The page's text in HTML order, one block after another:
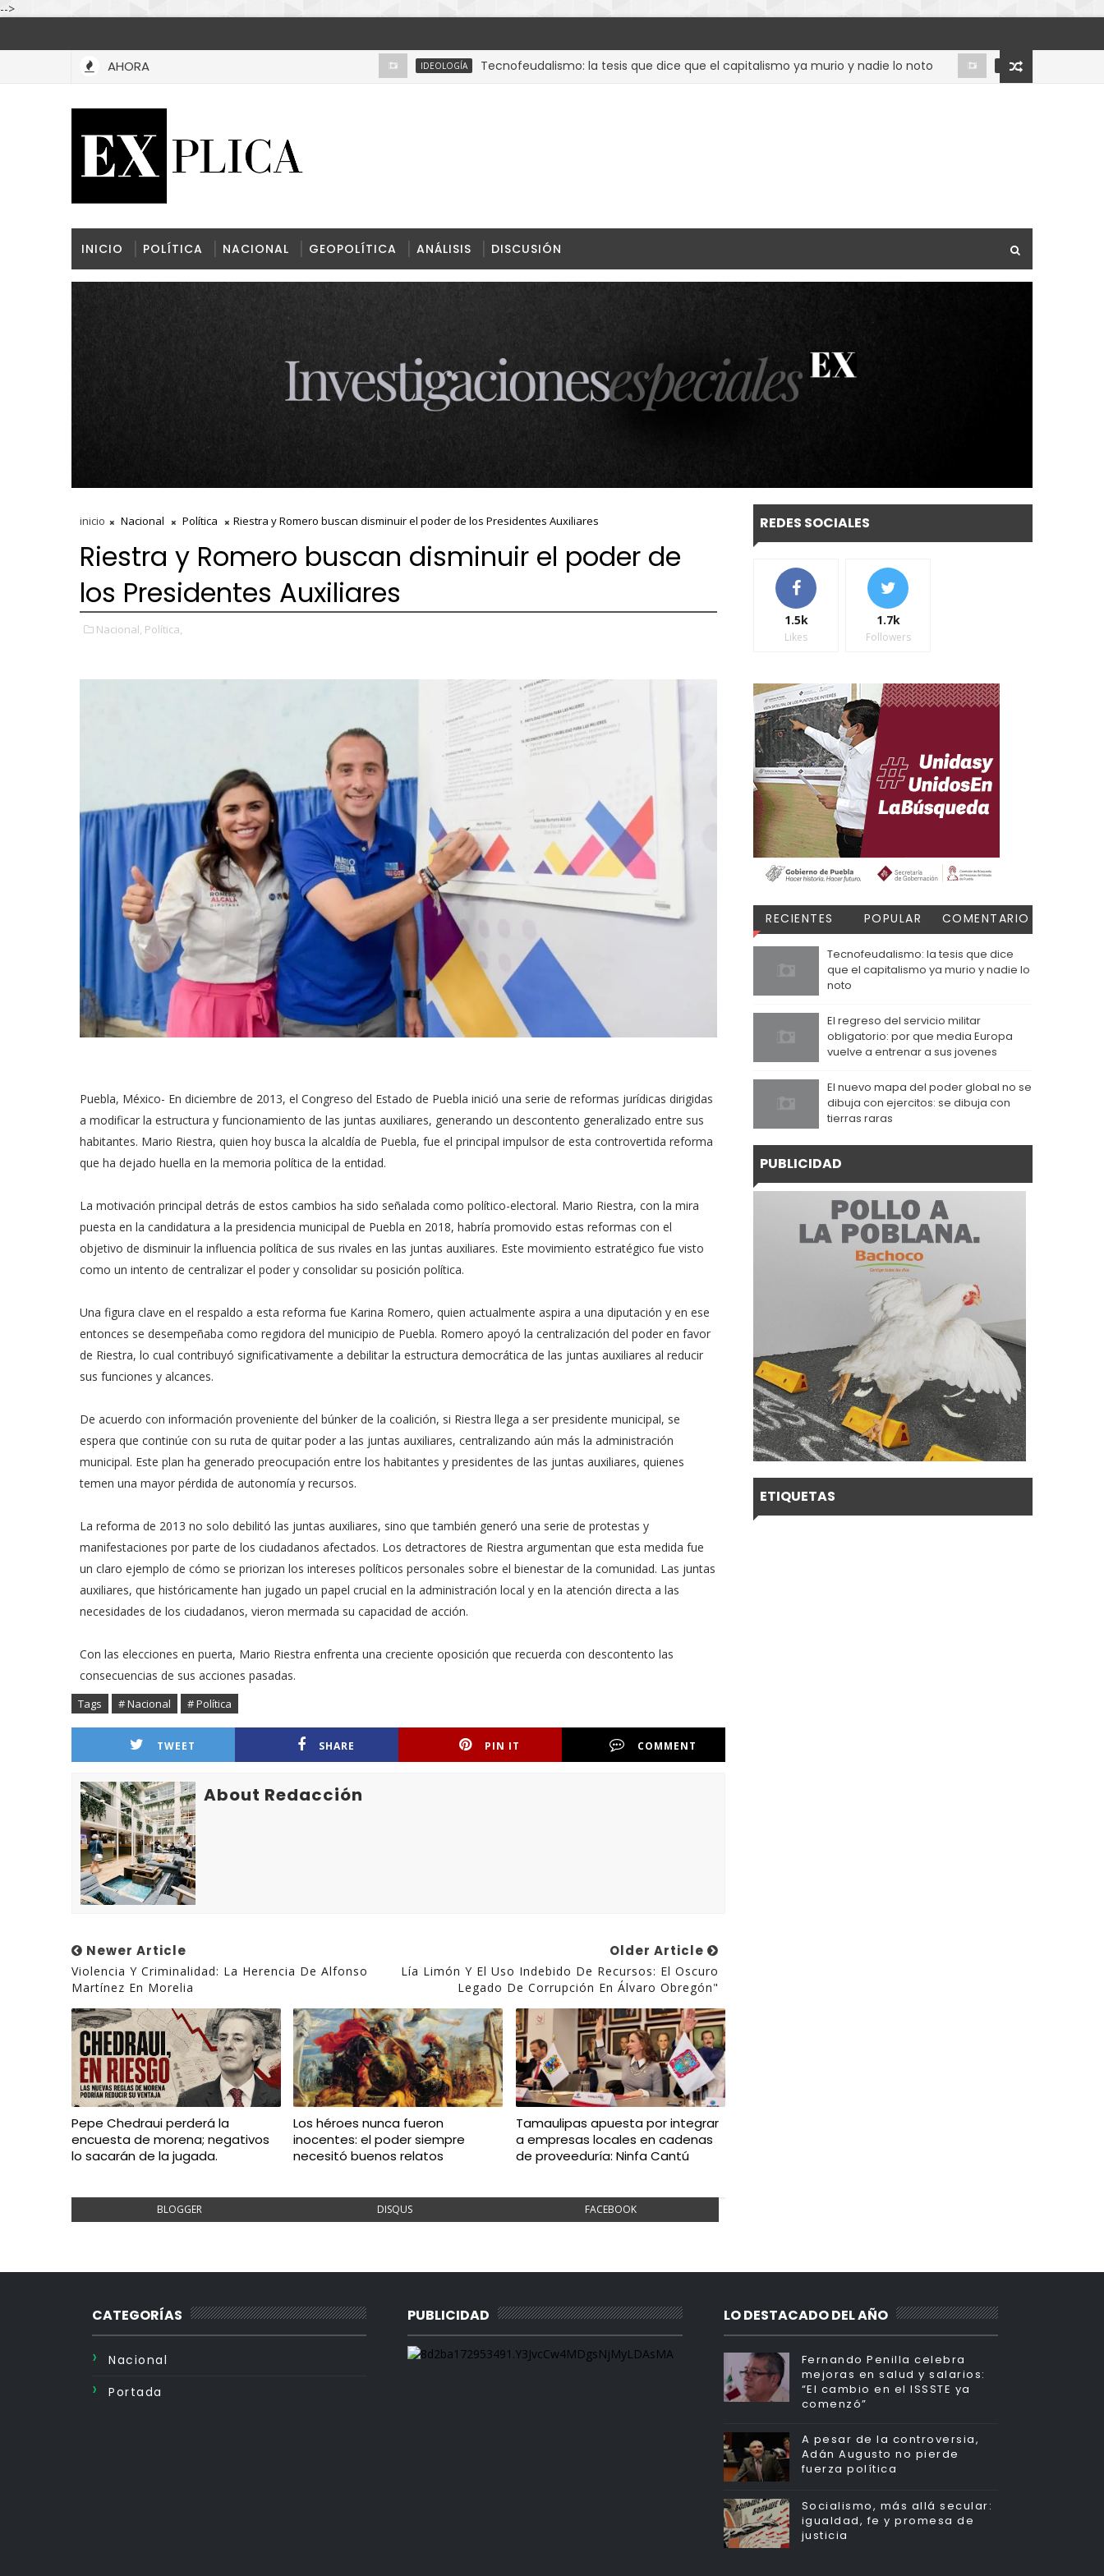
-->
AHORA IDEOLOGÍA Tecnofeudalismo: la tesis que dice que el capitalismo ya murio y nadie lo noto DISCUSIÓN El regreso
INICIO POLÍTICA NACIONAL GEOPOLÍTICA ANÁLISIS DISCUSIÓN
inicio Nacional Política Riestra y Romero buscan disminuir el poder de los Presidentes Auxiliares
Riestra y Romero buscan disminuir el poder de
los Presidentes Auxiliares
Nacional, Política,
Puebla, México- En diciembre de 2013, el Congreso del Estado de Puebla inició una serie de reformas jurídicas dirigidas
a modificar la estructura y funcionamiento de las juntas auxiliares, generando un descontento generalizado entre sus
habitantes. Mario Riestra, quien hoy busca la alcaldía de Puebla, fue el principal impulsor de esta controvertida reforma
que ha dejado huella en la memoria política de la entidad.
La motivación principal detrás de estos cambios ha sido señalada como político-electoral. Mario Riestra, con la mira
puesta en la candidatura a la presidencia municipal de Puebla en 2018, habría promovido estas reformas con el
objetivo de disminuir la influencia política de sus rivales en las juntas auxiliares. Este movimiento estratégico fue visto
como un intento de centralizar el poder y consolidar su posición política.
Una figura clave en el respaldo a esta reforma fue Karina Romero, quien actualmente aspira a una diputación y en ese
entonces se desempeñaba como regidora del municipio de Puebla. Romero apoyó la centralización del poder en favor
de Riestra, lo cual contribuyó significativamente a debilitar la estructura democrática de las juntas auxiliares al reducir
sus funciones y alcances.
De acuerdo con información proveniente del búnker de la coalición, si Riestra llega a ser presidente municipal, se
espera que continúe con su ruta de quitar poder a las juntas auxiliares, centralizando aún más la administración
municipal. Este plan ha generado preocupación entre los habitantes y presidentes de las juntas auxiliares, quienes
temen una mayor pérdida de autonomía y recursos.
La reforma de 2013 no solo debilitó las juntas auxiliares, sino que también generó una serie de protestas y
manifestaciones por parte de los ciudadanos afectados. Los detractores de Riestra argumentan que esta medida fue
un claro ejemplo de cómo se priorizan los intereses políticos personales sobre el bienestar de la comunidad. Las juntas
auxiliares, que históricamente han jugado un papel crucial en la administración local y en la atención directa a las
necesidades de los ciudadanos, vieron mermada su capacidad de acción.
Con las elecciones en puerta, Mario Riestra enfrenta una creciente oposición que recuerda con descontento las
consecuencias de sus acciones pasadas.
Tags # Nacional # Política
TWEET SHARE PIN IT COMMENT
About Redacción
Newer Article
Violencia Y Criminalidad: La Herencia De Alfonso
Martínez En Morelia
Older Article
Lía Limón Y El Uso Indebido De Recursos: El Oscuro
Legado De Corrupción En Álvaro Obregón"
Pepe Chedraui perderá la
encuesta de morena; negativos
lo sacarán de la jugada.
Los héroes nunca fueron
inocentes: el poder siempre
necesitó buenos relatos
Tamaulipas apuesta por integrar
a empresas locales en cadenas
de proveeduría: Ninfa Cantú
BLOGGER DISQUS FACEBOOK
REDES SOCIALES
1.5k
Likes
1.7k
Followers
RECIENTES POPULAR
COMENTARIO
Tecnofeudalismo: la tesis que dice
que el capitalismo ya murio y nadie lo
noto
El regreso del servicio militar
obligatorio: por que media Europa
vuelve a entrenar a sus jovenes
El nuevo mapa del poder global no se
dibuja con ejercitos: se dibuja con
tierras raras
PUBLICIDAD
ETIQUETAS
CATEGORÍAS
Nacional
Portada
PUBLICIDAD LO DESTACADO DEL AÑO
Fernando Penilla celebra
mejoras en salud y salarios:
“El cambio en el ISSSTE ya
comenzó”
A pesar de la controversia,
Adán Augusto no pierde
fuerza política
Socialismo, más allá secular:
igualdad, fe y promesa de
justicia